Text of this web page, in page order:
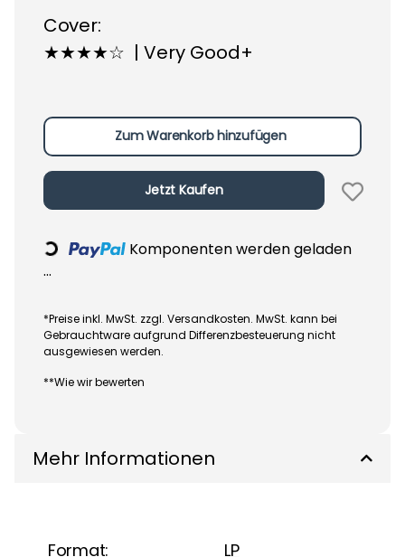
Cover:
★★★★☆ | Very Good+
Zum Warenkorb hinzufügen
Jetzt Kaufen
Loading...
Komponenten werden geladen
...
*Preise inkl. MwSt. zzgl. Versandkosten. MwSt. kann bei
Gebrauchtware aufgrund Differenzbesteuerung nicht
ausgewiesen werden.
**Wie wir bewerten
Mehr Informationen
Format: LP